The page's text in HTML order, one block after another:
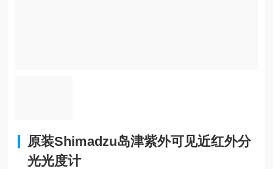
原装Shimadzu岛津紫外可见近红外分
光光度计